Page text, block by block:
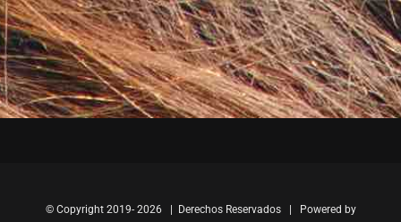
© Copyright 2019- 2026 | Derechos Reservados | Powered by